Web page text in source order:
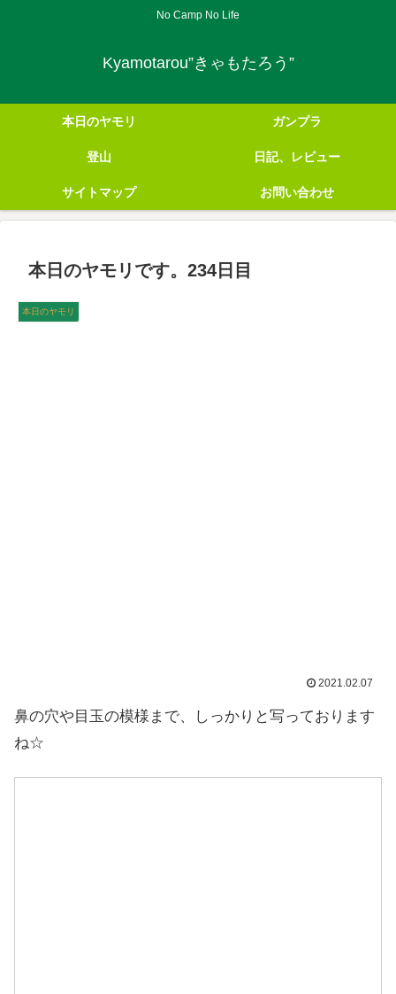
No Camp No Life
Kyamotarou”きゃもたろう”
本日のヤモリ ガンプラ
登山 日記、レビュー
サイトマップ お問い合わせ
本日のヤモリです。234日目
本日のヤモリ
2021.02.07
鼻の穴や目玉の模様まで、しっかりと写っております
ね☆